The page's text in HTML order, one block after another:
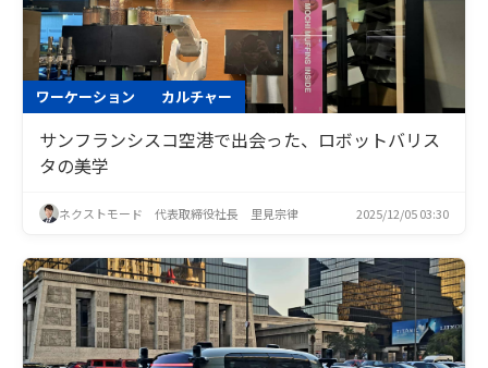
ワーケーション カルチャー
サンフランシスコ空港で出会った、ロボットバリス
タの美学
ネクストモード 代表取締役社長 里見宗律 2025/12/05 03:30